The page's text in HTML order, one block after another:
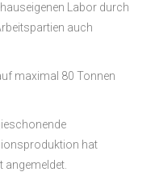
Labor durch
auch
maximal 80 Tonnen
hat
angemeldet.